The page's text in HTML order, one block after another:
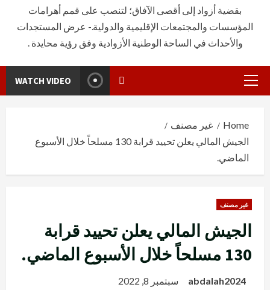
بقضية أزواد إلى أقصى الآفاق؛ لتنصب على قمم أهرامات
المؤسسات والمجتمعات الإقليمية والدولية.- عرض المستجدات
والأحداث في الساحة الوطنية الأزوادية وفق رؤية محايدة .
Primary
WATCH VIDEO
Home
غير مصنف
الجيش المالي يعلن تحييد قرابة 130 مسلحاً خلال الأسبوع
الماضي.
غير مصنف
الجيش المالي يعلن تحييد قرابة
130 مسلحاً خلال الأسبوع الماضي.
abdalah2024 سبتمبر 8, 2022